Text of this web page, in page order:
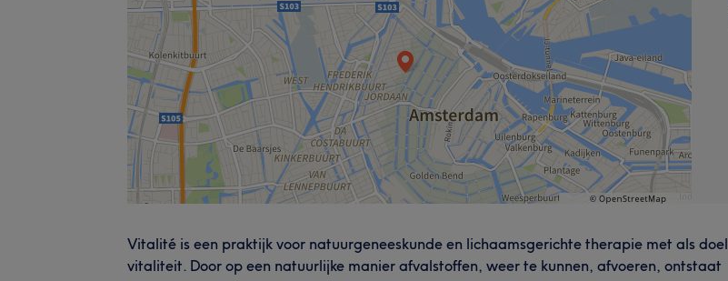
Vitalité is een praktijk voor natuurgeneeskunde en lichaamsgerichte therapie met als doel
vitaliteit. Door op een natuurlijke manier afvalstoffen, weer te kunnen, afvoeren, ontstaat